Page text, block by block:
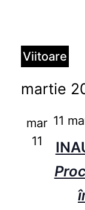
Viitoare
data.
martie
mar
11
11